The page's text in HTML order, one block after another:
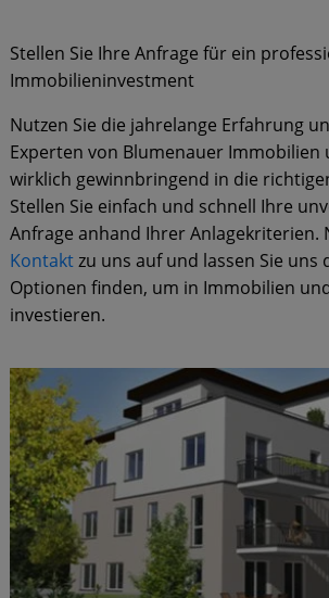
Stellen Sie Ihre Anfrage für ein
Immobilieninvestment
Nutzen Sie die jahrelange Erfahrung
Experten von Blumenauer Immobilien
wirklich gewinnbringend in die
Stellen Sie einfach und schnell Ihre
Anfrage anhand Ihrer Anlagekriterien.
Kontaktzu uns auf und lassen Sie uns
Optionen finden, um in Immobilien
investieren.